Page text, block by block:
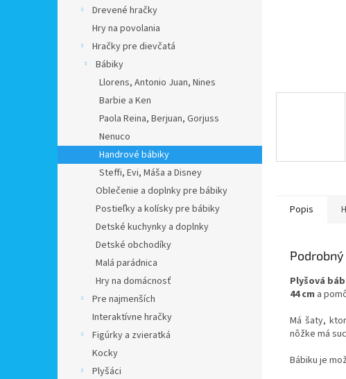
Drevené hračky
Hry na povolania
Hračky pre dievčatá
Bábiky
Llorens, Antonio Juan, Nines
Barbie a Ken
Paola Reina, Berjuan, Gorjuss
Nenuco
Handrové bábiky
Steffi, Evi, Máša a Disney
Oblečenie a doplnky pre bábiky
Postieľky a kolísky pre bábiky
Detské kuchynky a doplnky
Detské obchodíky
Malá parádnica
Hry na domácnosť
Pre najmenších
Interaktívne hračky
Figúrky a zvieratká
Kocky
Plyšáci
Popis
Plyšová
44 cm a
Má šaty,
nôžke má
Bábiku je